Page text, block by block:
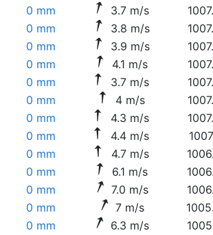
0 mm 3.7 m/s
0 mm 3.8 m/s
0 mm 3.9 m/s
0 mm 4.1 m/s
0 mm 3.7 m/s
0 mm 4 m/s
0 mm 4.3 m/s
0 mm 4.4 m/s
0 mm 4.7 m/s
0 mm 6.1 m/s
0 mm 7.0 m/s
0 mm 7 m/s
0 mm 6.3 m/s